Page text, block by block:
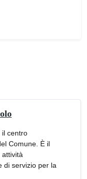
il centro
Comune. È il
di servizio per la